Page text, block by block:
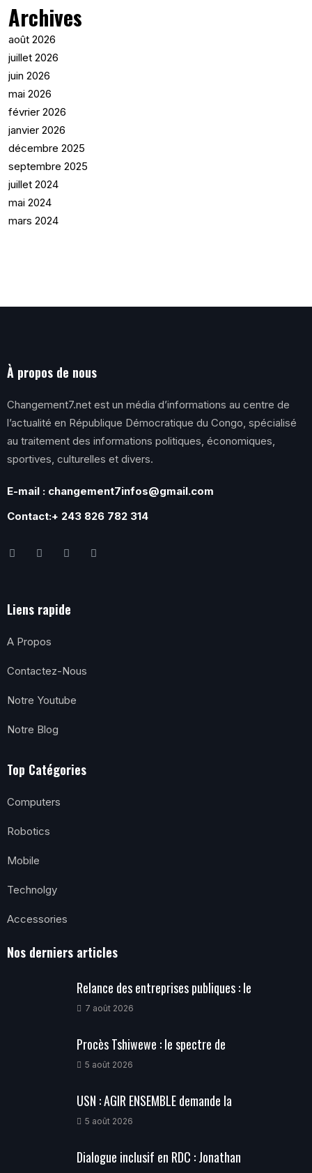
Archives
août 2026
juillet 2026
juin 2026
mai 2026
février 2026
janvier 2026
décembre 2025
septembre 2025
juillet 2024
mai 2024
mars 2024
À propos de nous
Changement7.net est un média d’informations au centre de
l’actualité en République Démocratique du Congo, spécialisé
au traitement des informations politiques, économiques,
sportives, culturelles et divers.
E-mail : changement7infos@gmail.com
Contact:+ 243 826 782 314
Liens rapide
A Propos
Contactez-Nous
Notre Youtube
Notre Blog
Top Catégories
Computers
Robotics
Mobile
Technolgy
Accessories
Nos derniers articles
Relance des entreprises publiques : le
7 août 2026
Procès Tshiwewe : le spectre de
5 août 2026
USN : AGIR ENSEMBLE demande la
5 août 2026
Dialogue inclusif en RDC : Jonathan